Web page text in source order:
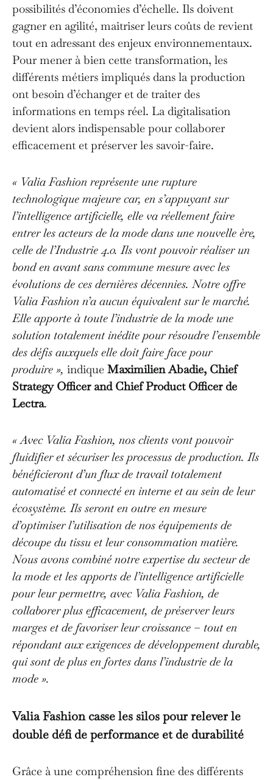
possibilités d’économies d’échelle. Ils doivent
gagner en agilité, maitriser leurs coûts de revient
tout en adressant des enjeux environnementaux.
Pour mener à bien cette transformation, les
différents métiers impliqués dans la production
ont besoin d’échanger et de traiter des
informations en temps réel. La digitalisation
devient alors indispensable pour collaborer
efficacement et préserver les savoir-faire.
« Valia Fashion représente une rupture
technologique majeure car, en s’appuyant sur
l’intelligence artificielle, elle va réellement faire
entrer les acteurs de la mode dans une nouvelle ère,
celle de l’Industrie 4.0. Ils vont pouvoir réaliser un
bond en avant sans commune mesure avec les
évolutions de ces dernières décennies. Notre offre
Valia Fashion n’a aucun équivalent sur le marché.
Elle apporte à toute l’industrie de la mode une
solution totalement inédite pour résoudre l’ensemble
des défis auxquels elle doit faire face pour
produire », indique Maximilien Abadie, Chief
Strategy Officer and Chief Product Officer de
Lectra.
« Avec Valia Fashion, nos clients vont pouvoir
fluidifier et sécuriser les processus de production. Ils
bénéficieront d’un flux de travail totalement
automatisé et connecté en interne et au sein de leur
écosystème. Ils seront en outre en mesure
d’optimiser l’utilisation de nos équipements de
découpe du tissu et leur consommation matière.
Nous avons combiné notre expertise du secteur de
la mode et les apports de l’intelligence artificielle
pour leur permettre, avec Valia Fashion, de
collaborer plus efficacement, de préserver leurs
marges et de favoriser leur croissance – tout en
répondant aux exigences de développement durable,
qui sont de plus en fortes dans l’industrie de la
mode ».
Valia Fashion casse les silos pour relever le
double défi de performance et de durabilité
Grâce à une compréhension fine des différents